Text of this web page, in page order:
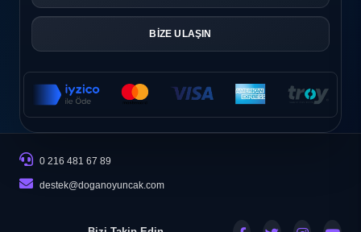
Bazı premium modellerde LED ışık efektleri ve futuristik
tasarımlar bulunur. Özellikle akşam oyunlarında oldukça
dikkat çekici bir görünüm sunarlar.
Hangi Su Tabancası Tercih Edilmeli?
Su tabancası seçerken şu kriterlere dikkat etmek
Su kapasitesi
BİZE ULAŞIN
0 216 481 67 89
destek@doganoyuncak.com